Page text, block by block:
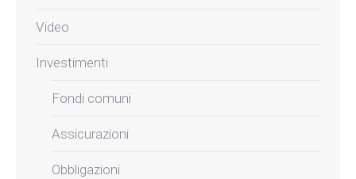
Video
Investimenti
Fondi comuni
Assicurazioni
Obbligazioni